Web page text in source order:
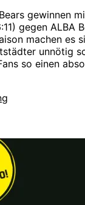
gewinnen
gegen ALBA
machen es
unnötig
so einen